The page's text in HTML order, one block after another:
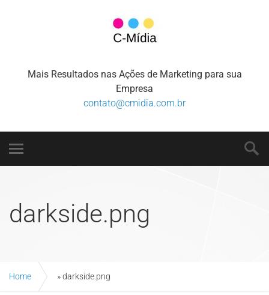
Mais Resultados nas Ações de Marketing para sua
Empresa
contato@cmidia.com.br
darkside.png
Home »darkside.png